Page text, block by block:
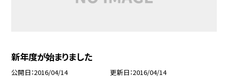
新年度が始まりました
公開日 2016/04/14 更新日 2016/04/14